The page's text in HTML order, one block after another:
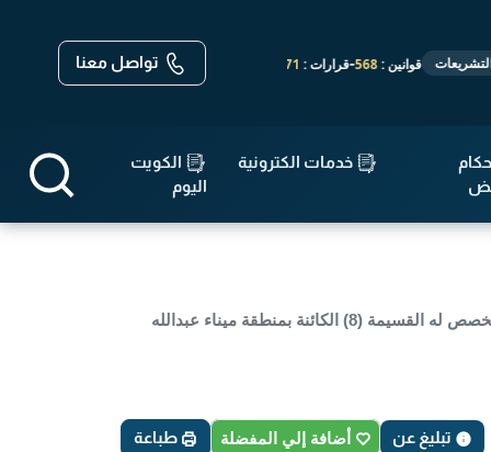
:
568
-قرارات :14,671
-مواثيق واتفاقيات : الأحكام :143,640تواصل معنا
خدمات الكترونية
الكويت
اليوم
قرار رقم 109 لسنة 2024 — الهيئة العامة للصناعة — بشأن توقيع جزاء اداري انذار السيد / غازي سالم ضيف الله العتيبي المخصص له القسيمة (8) الكائنة بمنطقة ميناء عبدالله
تبليغ عن أضافة إلي المفضلة طباعة